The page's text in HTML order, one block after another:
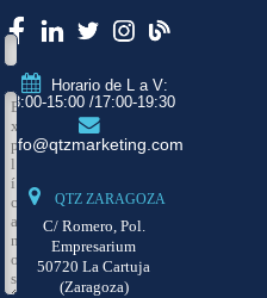
Horario de L a V:
8:00-15:00 /17:00-19:30
info@qtzmarketing.com
QTZ ZARAGOZA
C/ Romero, Pol.
Empresarium
50720 La Cartuja
(Zaragoza)